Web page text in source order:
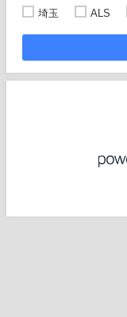
埼玉
ALS